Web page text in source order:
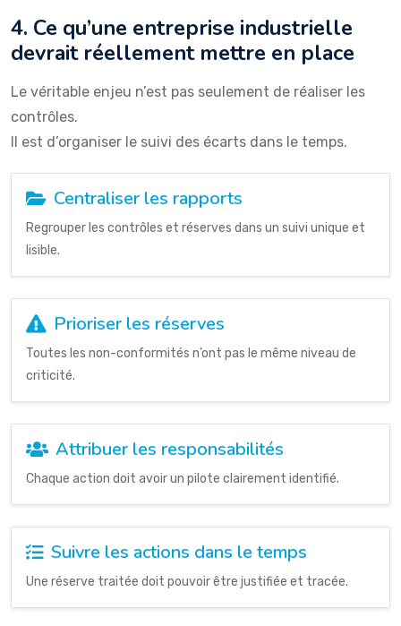
4. Ce qu’une entreprise industrielle
devrait réellement mettre en place
Le véritable enjeu n’est pas seulement de réaliser les
contrôles.
Il est d’organiser le suivi des écarts dans le temps.
Centraliser les rapports
Regrouper les contrôles et réserves dans un suivi unique et
lisible.
Prioriser les réserves
Toutes les non-conformités n’ont pas le même niveau de
criticité.
Attribuer les responsabilités
Chaque action doit avoir un pilote clairement identifié.
Suivre les actions dans le temps
Une réserve traitée doit pouvoir être justifiée et tracée.